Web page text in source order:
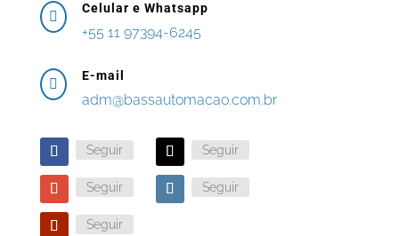

Celular e Whatsapp
+55 11 97394-6245

E-mail
adm@bassautomacao.com.br
Seguir Seguir
Seguir Seguir
Seguir